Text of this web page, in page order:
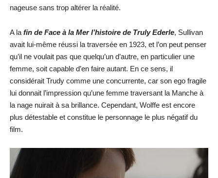
nageuse sans trop altérer la réalité.
A la fin de Face à la Mer l’histoire de Truly Ederle, Sullivan
avait lui-même réussi la traversée en 1923, et l’on peut penser
qu’il ne voulait pas que quelqu’un d’autre, en particulier une
femme, soit capable d’en faire autant. En ce sens, il
considérait Trudy comme une concurrente, car son ego fragile
lui donnait l’impression qu’une femme traversant la Manche à
la nage nuirait à sa brillance. Cependant, Wolffe est encore
plus détestable et constitue le personnage le plus négatif du
film.